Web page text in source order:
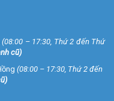
(08:00 – 17:30, Thứ 2 đến Thứ
cũ)
(08:00 – 17:30, Thứ 2 đến